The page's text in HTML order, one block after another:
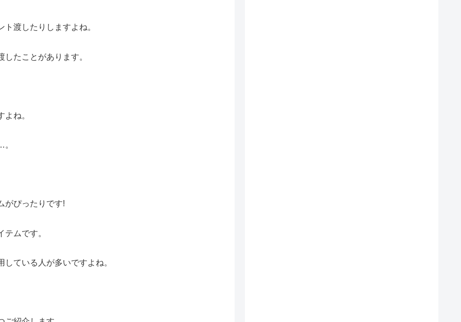
渡したりしますよね。
たことがあります。
ね。
がぴったりです!
テムです。
ている人が多いですよね。